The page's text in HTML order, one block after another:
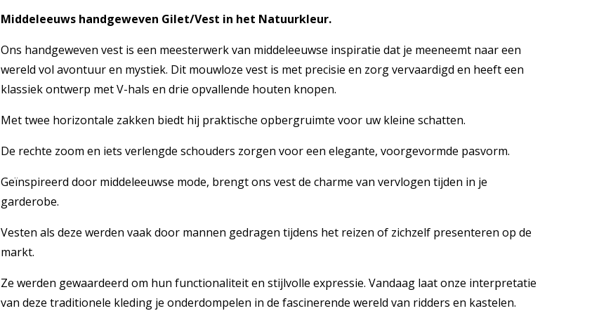
Middeleeuws handgeweven Gilet/Vest in het Natuurkleur.
Ons handgeweven vest is een meesterwerk van middeleeuwse inspiratie dat je meeneemt naar een
wereld vol avontuur en mystiek. Dit mouwloze vest is met precisie en zorg vervaardigd en heeft een
klassiek ontwerp met V-hals en drie opvallende houten knopen.
Met twee horizontale zakken biedt hij praktische opbergruimte voor uw kleine schatten.
De rechte zoom en iets verlengde schouders zorgen voor een elegante, voorgevormde pasvorm.
Geïnspireerd door middeleeuwse mode, brengt ons vest de charme van vervlogen tijden in je
garderobe.
Vesten als deze werden vaak door mannen gedragen tijdens het reizen of zichzelf presenteren op de
markt.
Ze werden gewaardeerd om hun functionaliteit en stijlvolle expressie. Vandaag laat onze interpretatie
van deze traditionele kleding je onderdompelen in de fascinerende wereld van ridders en kastelen.